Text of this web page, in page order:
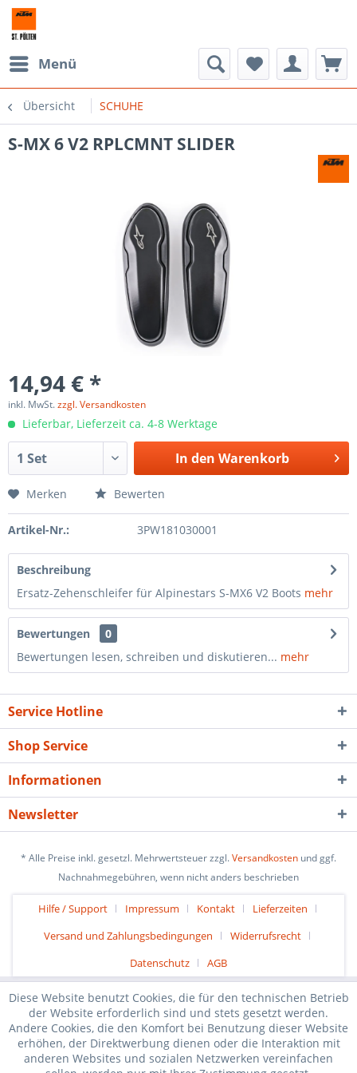
Menü
Übersicht SCHUHE
S-MX 6 V2 RPLCMNT SLIDER
14,94 € *
inkl. MwSt.zzgl. Versandkosten
Lieferbar, Lieferzeit ca. 4-8 Werktage
In den Warenkorb
Merken Bewerten
Artikel-Nr.: 3PW181030001
Beschreibung
Ersatz-Zehenschleifer für Alpinestars S-MX6 V2 Boots mehr
Bewertungen
0
Bewertungen lesen, schreiben und diskutieren... mehr
Service Hotline
Shop Service
Informationen
Newsletter
* Alle Preise inkl. gesetzl. Mehrwertsteuer zzgl.Versandkosten und ggf.
Nachnahmegebühren, wenn nicht anders beschrieben
Hilfe / Support Impressum Kontakt
Lieferzeiten
Versand und Zahlungsbedingungen
Widerrufsrecht
Datenschutz
AGB
Diese Website benutzt Cookies, die für den technischen Betrieb
der Website erforderlich sind und stets gesetzt werden.
Andere Cookies, die den Komfort bei Benutzung dieser Website
erhöhen, der Direktwerbung dienen oder die Interaktion mit
anderen Websites und sozialen Netzwerken vereinfachen